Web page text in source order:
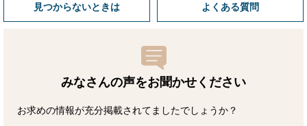
見つからないときは よくある質問
みなさんの声をお聞かせ ください
お求めの情報が充分掲載されてましたでしょうか？